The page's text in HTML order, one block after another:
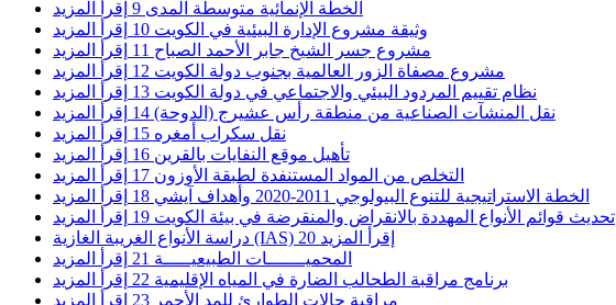
الخطة الإنمائية متوسطة المدى 9 إقرأ المزيد
وثيقة مشروع الإدارة البيئية في الكويت 10 إقرأ المزيد
مشروع جسر الشيخ جابر الأحمد الصباح 11 إقرأ المزيد
مشروع مصفاة الزور العالمية بجنوب دولة الكويت 12 إقرأ المزيد
نظام تقييم المردود البيئي والاجتماعي في دولة الكويت 13 إقرأ المزيد
نقل المنشآت الصناعية من منطقة رأس عشيرج (الدوحة) 14 إقرأ المزيد
نقل سكراب أمغره 15 إقرأ المزيد
تأهيل موقع النفايات بالقرين 16 إقرأ المزيد
التخلص من المواد المستنفدة لطبقة الأوزون 17 إقرأ المزيد
الخطة الاستراتيجية للتنوع البيولوجي 2011-2020 وأهداف آيشي
18 إقرأ المزيد
تحديث قوائم الأنواع المهددة بالانقراض والمنقرضة في بيئة الكويت 19 إقرأ المزيد
دراسة الأنواع الغريبة الغازية (IAS) 20 إقرأ المزيد
المحميـــــــات الطبيعيـــــة 21 إقرأ المزيد
برنامج مراقبة الطحالب الضارة في المياه الإقليمية 22 إقرأ المزيد
مراقبة حالات الطوارئ للمد الأحمر 23 إقرأ المزيد